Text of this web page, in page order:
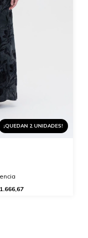
¡QUEDAN 2 UNIDADES!